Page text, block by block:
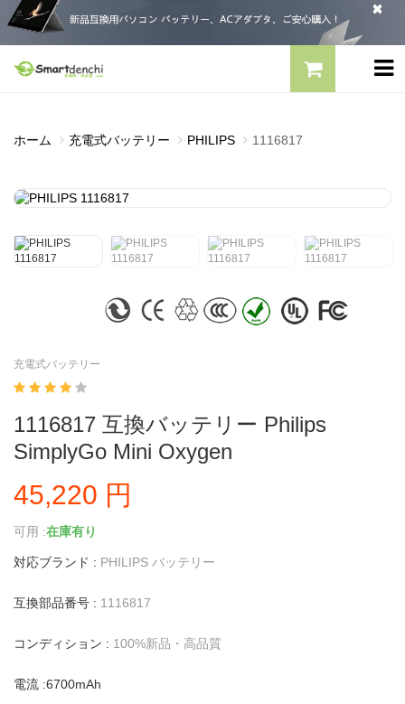
ホーム 充電式バッテリー PHILIPS 1116817
充電式バッテリー
1116817 互換バッテリー Philips
SimplyGo Mini Oxygen
45,220 円
可用 :在庫有り
対応ブランド : PHILIPS バッテリー
互換部品番号 : 1116817
コンディション : 100%新品・高品質
電流 :6700mAh